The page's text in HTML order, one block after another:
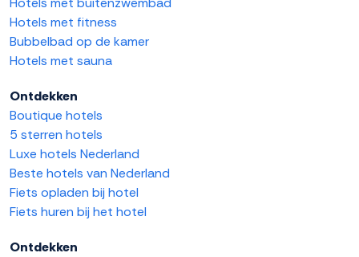
Hotels met fitness
Bubbelbad op de kamer
Hotels met sauna
Ontdekken
Boutique hotels
5 sterren hotels
Luxe hotels Nederland
Beste hotels van Nederland
Fiets opladen bij hotel
Fiets huren bij het hotel
Ontdekken